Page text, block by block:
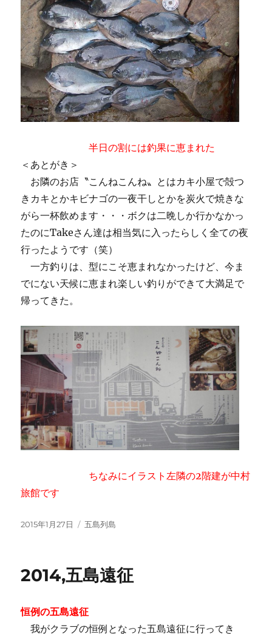
半日の割には釣果に恵まれた
＜あとがき＞
お隣のお店〝こんねこんね〟とはカキ小屋で殻つ
きカキとかキビナゴの一夜干しとかを炭火で焼きな
がら一杯飲めます・・・ボクは二晩しか行かなかっ
たのにTakeさん達は相当気に入ったらしく全ての夜
行ったようです（笑）
一方釣りは、型にこそ恵まれなかったけど、今ま
でにない天候に恵まれ楽しい釣りができて大満足で
帰ってきた。
ちなみにイラスト左隣の2階建が中村
旅館です
投
2015年1月27日
カ
ー
五島列島
2014,五島遠征
恒例の五島遠征
我がクラブの恒例となった五島遠征に行ってき